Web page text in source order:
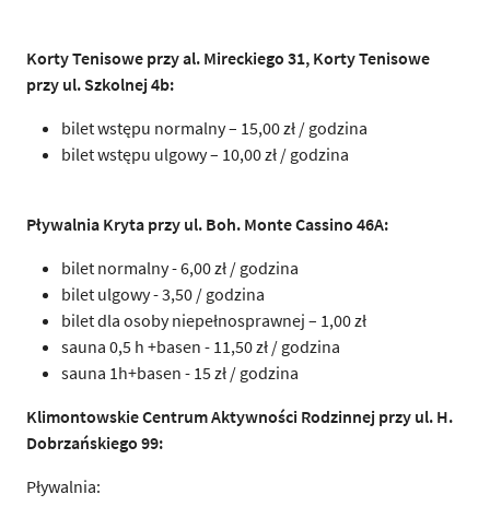
Korty Tenisowe przy al. Mireckiego 31, Korty Tenisowe
przy ul. Szkolnej 4b:
bilet wstępu normalny – 15,00 zł / godzina
bilet wstępu ulgowy – 10,00 zł / godzina
Pływalnia Kryta przy ul. Boh. Monte Cassino 46A:
bilet normalny - 6,00 zł / godzina
bilet ulgowy - 3,50 / godzina
bilet dla osoby niepełnosprawnej – 1,00 zł
sauna 0,5 h +basen - 11,50 zł / godzina
sauna 1h+basen - 15 zł / godzina
Klimontowskie Centrum Aktywności Rodzinnej przy ul. H.
Dobrzańskiego 99:
Pływalnia: